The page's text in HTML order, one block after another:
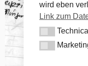
wird eben
Link zum
TechnicalTechnical
Marketing